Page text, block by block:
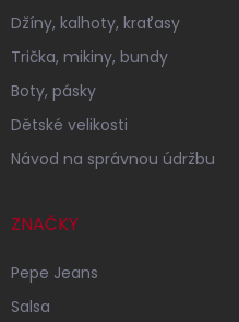
Džíny, kalhoty, kraťasy
Trička, mikiny, bundy
Boty, pásky
Dětské velikosti
Návod na správnou údržbu
ZNAČKY
Pepe Jeans
Salsa